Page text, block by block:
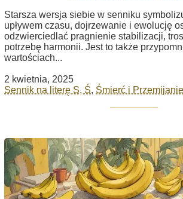
Starsza wersja siebie w senniku
upływem czasu, dojrzewanie i ewolucję
odzwierciedlać pragnienie stabilizacji,
potrzebę harmonii. Jest to także
wartościach...
2 kwietnia, 2025
Sennik na literę S, Ś, Śmierć i Przemijanie